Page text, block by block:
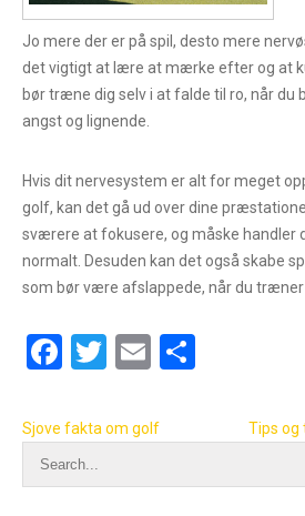
Jo mere der er på spil, desto mere
det vigtigt at lære at mærke efter og at
bør træne dig selv i at falde til ro, når du
angst og lignende.
Hvis dit nervesystem er alt for meget
golf, kan det gå ud over dine
sværere at fokusere, og måske handler
normalt. Desuden kan det også skabe
som bør være afslappede, når du træner
F
ce
b
o
T
tt
E
ail
Post
navigation
Sjove fakta om golf Tips og